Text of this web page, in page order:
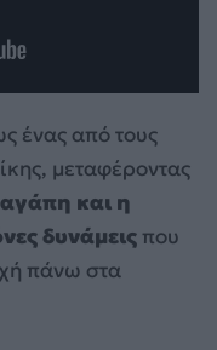
ένας από τους
μεταφέροντας
και η
δυνάμεις που
πάνω στα